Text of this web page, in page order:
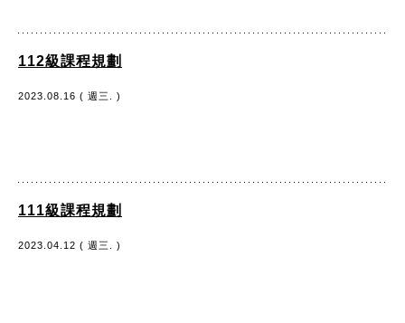
112級課程規劃
2023.08.16 ( 週三. )
111級課程規劃
2023.04.12 ( 週三. )